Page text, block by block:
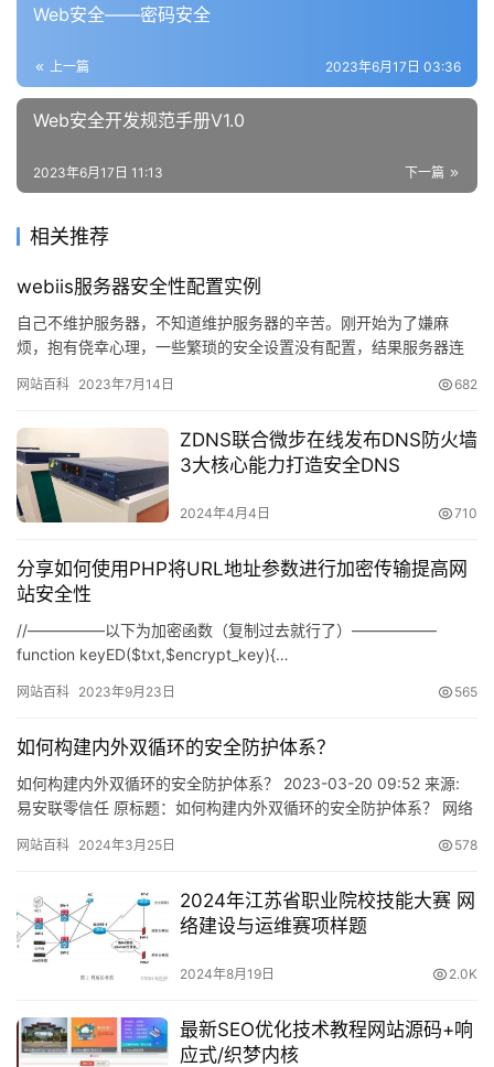
Web安全——密码安全
上一篇 2023年6月17日 03:36
Web安全开发规范手册V1.0
下一篇
2023年6月17日 11:13
相关推荐
webiis服务器安全性配置实例
自己不维护服务器，不知道维护服务器的辛苦。刚开始为了嫌麻
烦，抱有侥幸心理，一些繁琐的安全设置没有配置，结果服务器连
定工作…
网站百科 2023年7月14日 682
ZDNS联合微步在线发布DNS防火墙
3大核心能力打造安全DNS
2024年4月4日 710
分享如何使用PHP将URL地址参数进行加密传输提高网
站安全性
//—————以下为加密函数（复制过去就行了）—————–
function keyED($txt,$encrypt_key){…
网站百科 2023年9月23日 565
如何构建内外双循环的安全防护体系？
如何构建内外双循环的安全防护体系？ 2023-03-20 09:52 来源:
易安联零信任 原标题：如何构建内外双循环的安全防护体系？ 网络
网站百科 2024年3月25日 578
2024年江苏省职业院校技能大赛 网
络建设与运维赛项样题
2024年8月19日 2.0K
最新SEO优化技术教程网站源码+响
应式/织梦内核